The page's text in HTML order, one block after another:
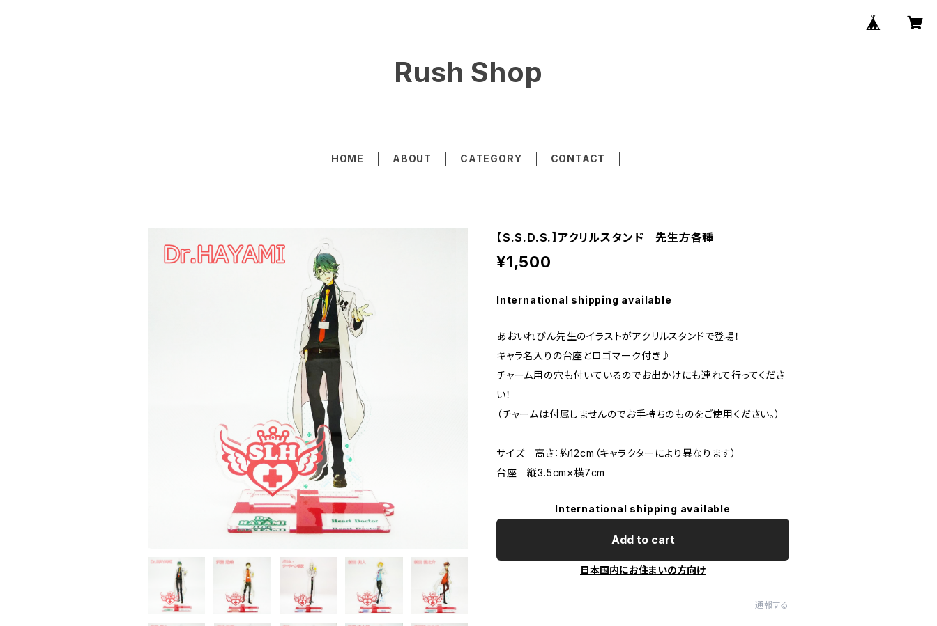
Rush Shop
HOME ABOUT CATEGORY CONTACT
【S.S.D.S.】アクリルスタンド 先生方各種
¥1,500
International shipping available
あおいれびん先生のイラストがアクリルスタンドで登場！
キャラ名入りの台座とロゴマーク付き♪
チャーム用の穴も付いているのでお出かけにも連れて行ってくださ
い！
（チャームは付属しませんのでお手持ちのものをご使用ください。）
サイズ 高さ：約12cm（キャラクターにより異なります）
台座 縦3.5cm×横7cm
International shipping available
Add to cart
日本国内にお住まいの方向け
通報する